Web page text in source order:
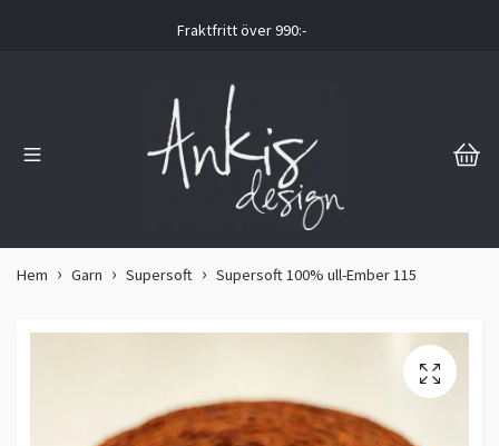
Fraktfritt över 990:-
Hem Garn Supersoft Supersoft 100% ull-Ember 115